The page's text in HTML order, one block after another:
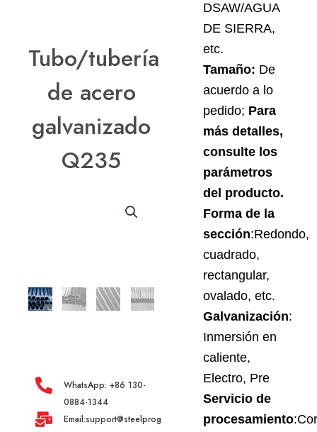
Tubo/tubería
de acero
galvanizado
Q235
WhatsApp: +86 130-
0884-1344
Email:support@steelprogroup.com
DSAW/AGUA
DE SIERRA,
etc.
Tamaño: De
acuerdo a lo
pedido; Para
más detalles,
consulte los
parámetros
del producto.
Forma de la
sección:Redondo,
cuadrado,
rectangular,
ovalado, etc.
Galvanización:
Inmersión en
caliente,
Electro, Pre
Servicio de
procesamiento